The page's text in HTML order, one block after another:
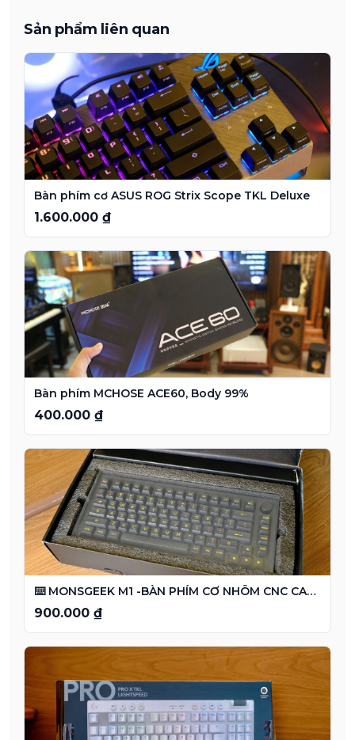
Sản phẩm liên quan
Bàn phím cơ ASUS ROG Strix Scope TKL Deluxe
1.600.000 ₫
Bàn phím MCHOSE ACE60, Body 99%
400.000 ₫
⌨️ MONSGEEK M1 -BÀN PHÍM CƠ NHÔM CNC CAO CẤP
900.000 ₫